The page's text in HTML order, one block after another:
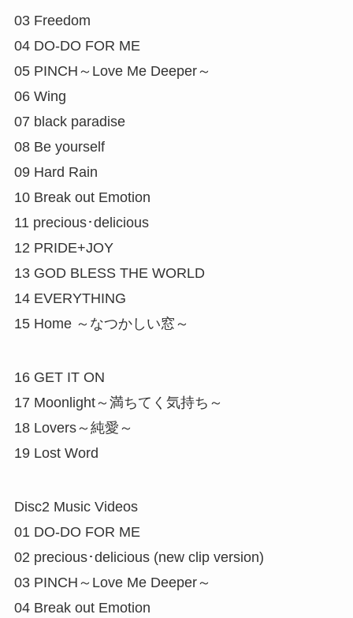
03 Freedom
04 DO-DO FOR ME
05 PINCH～Love Me Deeper～
06 Wing
07 black paradise
08 Be yourself
09 Hard Rain
10 Break out Emotion
11 precious･delicious
12 PRIDE+JOY
13 GOD BLESS THE WORLD
14 EVERYTHING
15 Home ～なつかしい窓～
16 GET IT ON
17 Moonlight～満ちてく気持ち～
18 Lovers～純愛～
19 Lost Word
Disc2 Music Videos
01 DO-DO FOR ME
02 precious･delicious (new clip version)
03 PINCH～Love Me Deeper～
04 Break out Emotion